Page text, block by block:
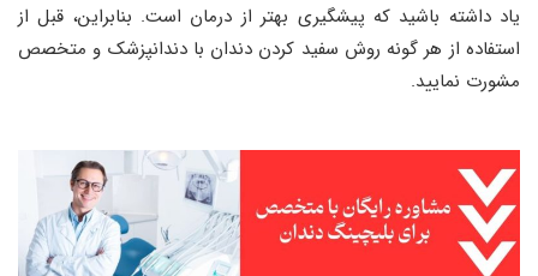
یاد داشته باشید که پیشگیری بهتر از درمان است. بنابراین، قبل از
استفاده از هر گونه روش سفید کردن دندان با دندانپزشک و متخصص
مشورت نمایید.